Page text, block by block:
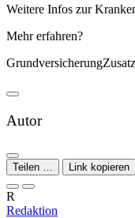
Weitere Infos zur
Mehr erfahren?
Autor
Teilen … Link kopieren
R
Redaktion